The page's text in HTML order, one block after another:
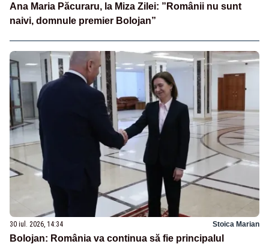
Ana Maria Păcuraru, la Miza Zilei: ”Românii nu sunt
naivi, domnule premier Bolojan”
30 iul. 2026, 14:34 Stoica Marian
Bolojan: România va continua să fie principalul